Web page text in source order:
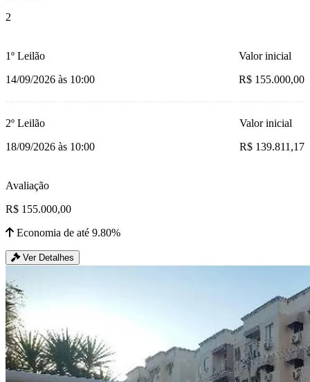
2
1º Leilão
14/09/2026 às 10:00
Valor inicial
R$ 155.000,00
2º Leilão
18/09/2026 às 10:00
Valor inicial
R$ 139.811,17
Avaliação
R$ 155.000,00
Economia de até 9.80%
Ver Detalhes